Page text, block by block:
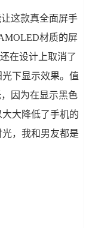
这款真全面屏手
材质的屏
在设计上取消了
下显示效果。值
因为在显示黑色
大降低了手机的
，我和男友都是